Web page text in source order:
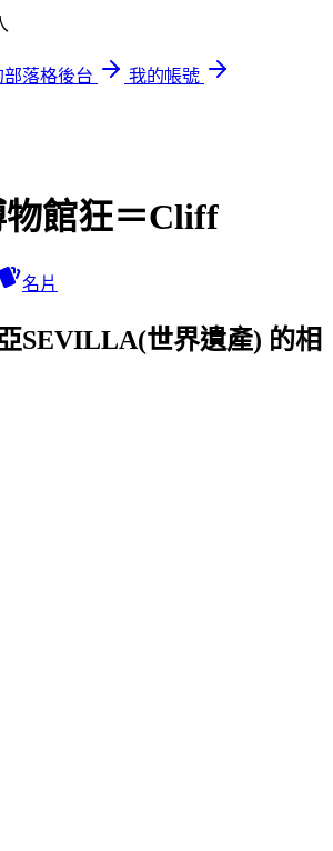
部落格後台
我的帳號
館狂＝Cliff
名片
SEVILLA(世界遺產) 的相